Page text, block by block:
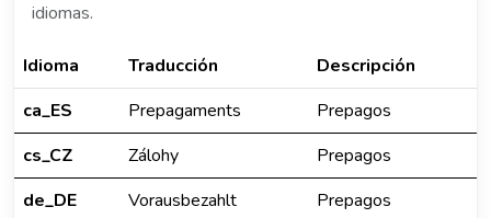
idiomas.
Idioma Traducción
Descripción
ca_ES
Prepagaments
Prepagos
cs_CZ
Zálohy
Prepagos
de_DE
Vorausbezahlt
Prepagos